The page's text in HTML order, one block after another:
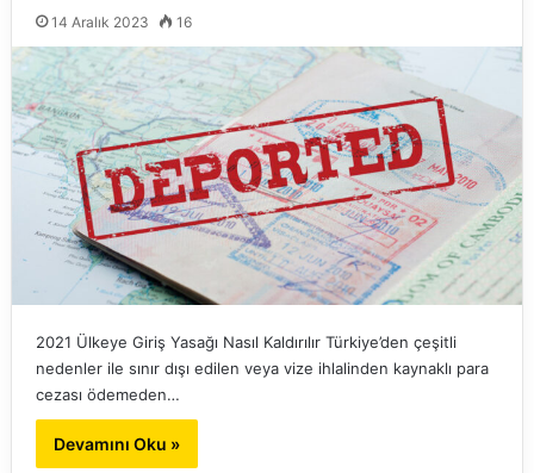
14 Aralık 2023 16
2021 Ülkeye Giriş Yasağı Nasıl Kaldırılır Türkiye’den çeşitli
nedenler ile sınır dışı edilen veya vize ihlalinden kaynaklı para
cezası ödemeden…
Devamını Oku »